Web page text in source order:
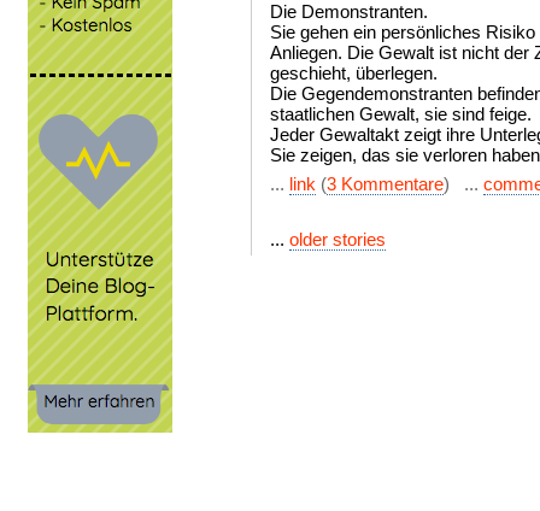
Die Demonstranten.
Sie gehen ein persönliches
Anliegen. Die Gewalt ist nicht
geschieht, überlegen.
Die Gegendemonstranten
staatlichen Gewalt, sie sind feige.
Jeder Gewaltakt zeigt ihre
Sie zeigen, das sie verloren
... link (3 Kommentare) ...
... older stories